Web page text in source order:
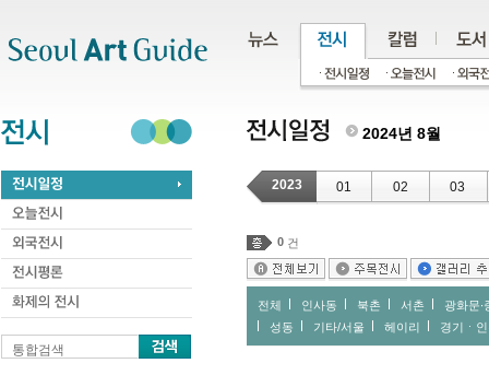
통합검색
2024년 8월
2023 01 02 03
0 건
전체 인사동 북촌 서촌
광화문∙
성동
기타/서울 헤이리 경기ㆍ